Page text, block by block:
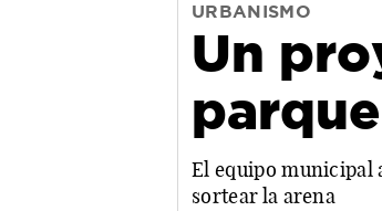
URBANISMO
Un
El equipo municipal
sortear la arena